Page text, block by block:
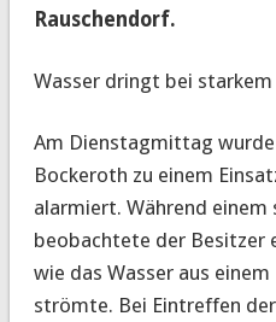
Rauschendorf.
Wasser dringt bei starkem
Am Dienstagmittag
Bockeroth zu einem
alarmiert. Während einem
beobachtete der Besitzer
wie das Wasser aus
strömte. Bei Eintreffen